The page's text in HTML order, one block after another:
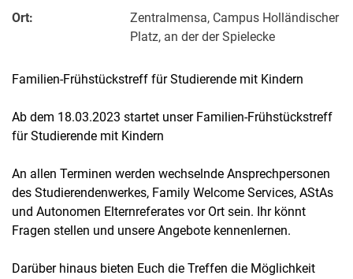
Ort:
Zentralmensa, Campus Holländischer
Platz, an der der Spielecke
Familien-Frühstückstreff für Studierende mit Kindern
Ab dem 18.03.2023 startet unser Familien-Frühstückstreff
für Studierende mit Kindern
An allen Terminen werden wechselnde Ansprechpersonen
des Studierendenwerkes, Family Welcome Services, AStAs
und Autonomen Elternreferates vor Ort sein. Ihr könnt
Fragen stellen und unsere Angebote kennenlernen.
Darüber hinaus bieten Euch die Treffen die Möglichkeit